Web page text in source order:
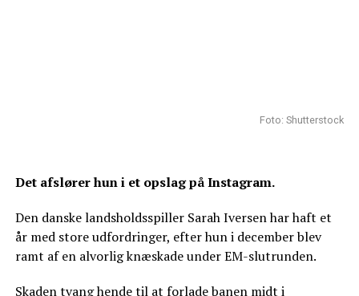
Foto: Shutterstock
Det afslører hun i et opslag på Instagram.
Den danske landsholdsspiller Sarah Iversen har haft et
år med store udfordringer, efter hun i december blev
ramt af en alvorlig knæskade under EM-slutrunden.
Skaden tvang hende til at forlade banen midt i